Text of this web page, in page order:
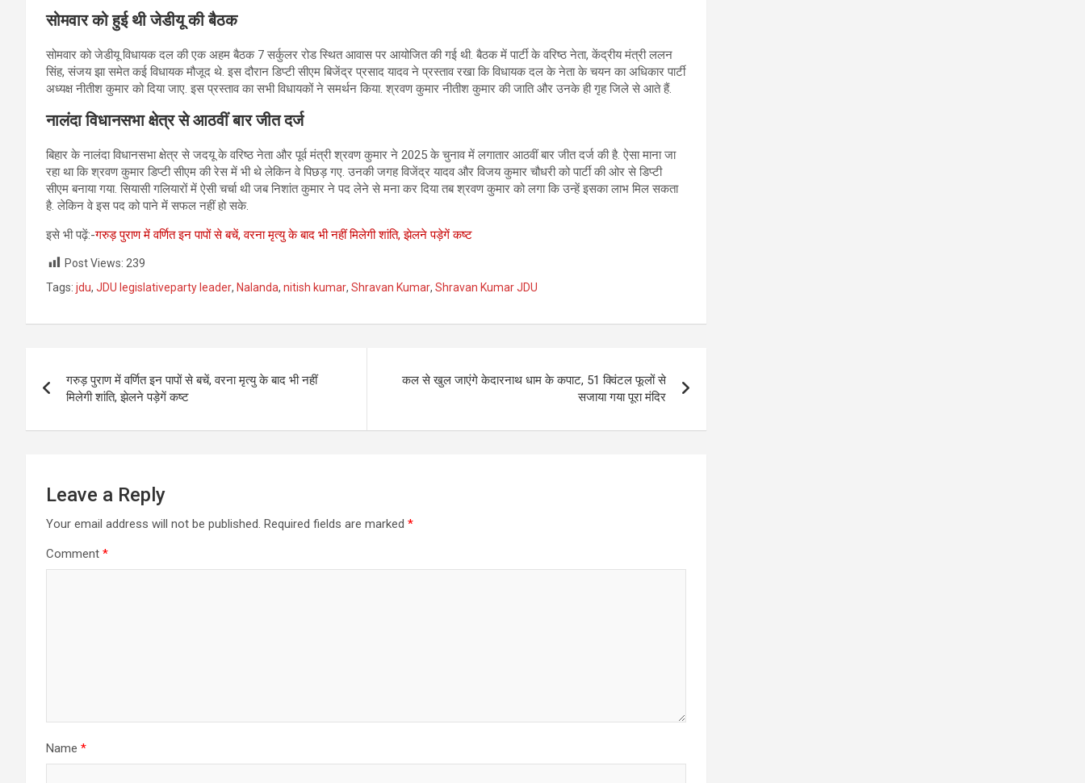
सोमवार को हुई थी जेडीयू की बैठक
सोमवार को जेडीयू विधायक दल की एक अहम बैठक 7 सर्कुलर रोड स्थित आवास पर आयोजित की गई थी. बैठक में पार्टी के वरिष्ठ नेता, केंद्रीय मंत्री ललन
सिंह, संजय झा समेत कई विधायक मौजूद थे. इस दौरान डिप्टी सीएम बिजेंद्र प्रसाद यादव ने प्रस्ताव रखा कि विधायक दल के नेता के चयन का अधिकार पार्टी
अध्यक्ष नीतीश कुमार को दिया जाए. इस प्रस्ताव का सभी विधायकों ने समर्थन किया. श्रवण कुमार नीतीश कुमार की जाति और उनके ही गृह जिले से आते हैं.
नालंदा विधानसभा क्षेत्र से आठवीं बार जीत दर्ज
बिहार के नालंदा विधानसभा क्षेत्र से जदयू के वरिष्ठ नेता और पूर्व मंत्री श्रवण कुमार ने 2025 के चुनाव में लगातार आठवीं बार जीत दर्ज की है. ऐसा माना जा
रहा था कि श्रवण कुमार डिप्टी सीएम की रेस में भी थे लेकिन वे पिछड़ गए. उनकी जगह विजेंद्र यादव और विजय कुमार चौधरी को पार्टी की ओर से डिप्टी
सीएम बनाया गया. सियासी गलियारों में ऐसी चर्चा थी जब निशांत कुमार ने पद लेने से मना कर दिया तब श्रवण कुमार को लगा कि उन्हें इसका लाभ मिल सकता
है. लेकिन वे इस पद को पाने में सफल नहीं हो सके.
इसे भी पढ़ें:-गरुड़ पुराण में वर्णित इन पापों से बचें, वरना मृत्यु के बाद भी नहीं मिलेगी शांति, झेलने पड़ेगें कष्ट
Post Views: 239
Tags: jdu, JDU legislativeparty leader, Nalanda, nitish kumar, Shravan Kumar, Shravan Kumar JDU
navigation
गरुड़ पुराण में वर्णित इन पापों से बचें, वरना मृत्यु के बाद भी नहीं
मिलेगी शांति, झेलने पड़ेगें कष्ट
कल से खुल जाएंगे केदारनाथ धाम के कपाट, 51 क्विंटल फूलों से
सजाया गया पूरा मंदिर
Leave a Reply
Your email address will not be published. Required fields are marked *
Comment *
Name *